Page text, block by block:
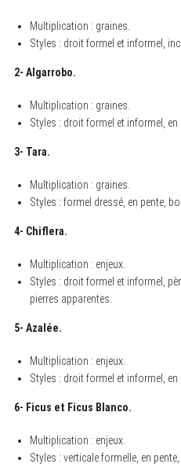
Multiplication : graines.
Styles : droit formel et informel,
2- Algarrobo.
Multiplication : graines.
Styles : droit formel et informel, en
3- Tara.
Multiplication : graines.
Styles : formel dressé, en pente,
4- Chiflera.
Multiplication : enjeux.
Styles : droit formel et informel,
pierres apparentes.
5- Azalée.
Multiplication : enjeux.
Styles : droit formel et informel, en
6- Ficus et Ficus Blanco.
Multiplication : enjeux.
Styles : verticale formelle, en